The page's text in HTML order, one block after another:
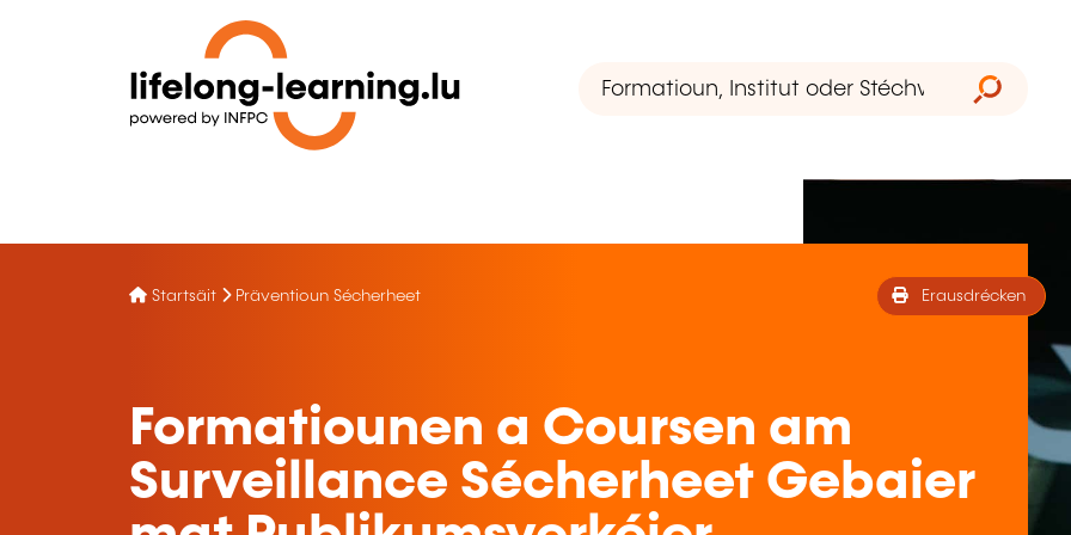
Startsäit Präventioun Sécherheet Erausdrécken
Formatiounen a Coursen am
Surveillance Sécherheet Gebaier